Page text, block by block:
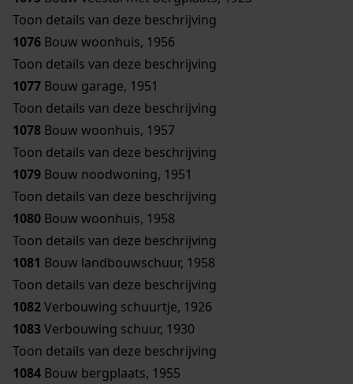
Toon details van deze beschrijving
1076 Bouw woonhuis, 1956
Toon details van deze beschrijving
1077 Bouw garage, 1951
Toon details van deze beschrijving
1078 Bouw woonhuis, 1957
Toon details van deze beschrijving
1079 Bouw noodwoning, 1951
Toon details van deze beschrijving
1080 Bouw woonhuis, 1958
Toon details van deze beschrijving
1081 Bouw landbouwschuur, 1958
Toon details van deze beschrijving
1082Verbouwing schuurtje, 1926
1083Verbouwing schuur, 1930
Toon details van deze beschrijving
1084 Bouw bergplaats, 1955